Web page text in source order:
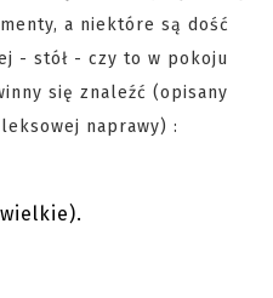
a niektóre są dość
- stół - czy to w pokoju
się znaleźć (opisany
naprawy) :